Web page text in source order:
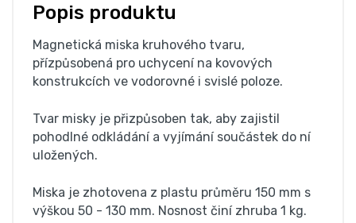
Popis produktu
Magnetická miska kruhového tvaru,
přízpůsobená pro uchycení na kovových
konstrukcích ve vodorovné i svislé poloze.
Tvar misky je přizpůsoben tak, aby zajistil
pohodlné odkládání a vyjímání součástek do ní
uložených.
Miska je zhotovena z plastu průměru 150 mm s
výškou 50 - 130 mm. Nosnost činí zhruba 1 kg.